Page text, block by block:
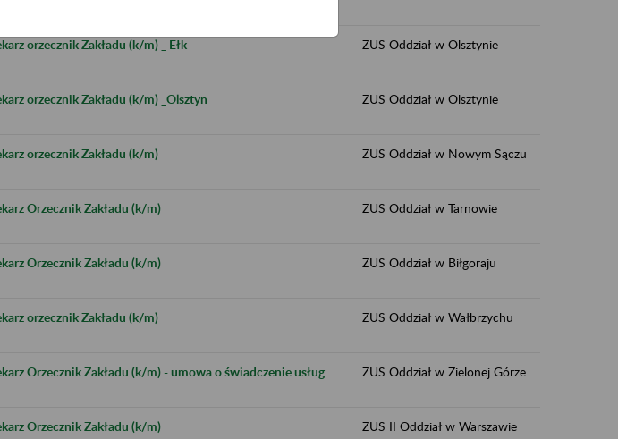
orzecznik Zakładu (k/m) _ Ełk ZUS Oddział w Olsztynie
orzecznik Zakładu (k/m) _Olsztyn ZUS Oddział w Olsztynie
orzecznik Zakładu (k/m) ZUS Oddział w Nowym Sączu
Orzecznik Zakładu (k/m) ZUS Oddział w Tarnowie
Orzecznik Zakładu (k/m) ZUS Oddział w Biłgoraju
orzecznik Zakładu (k/m) ZUS Oddział w Wałbrzychu
Orzecznik Zakładu (k/m) - umowa o świadczenie usług ZUS Oddział w Zielonej Górze
Orzecznik Zakładu (k/m) ZUS II Oddział w Warszawie